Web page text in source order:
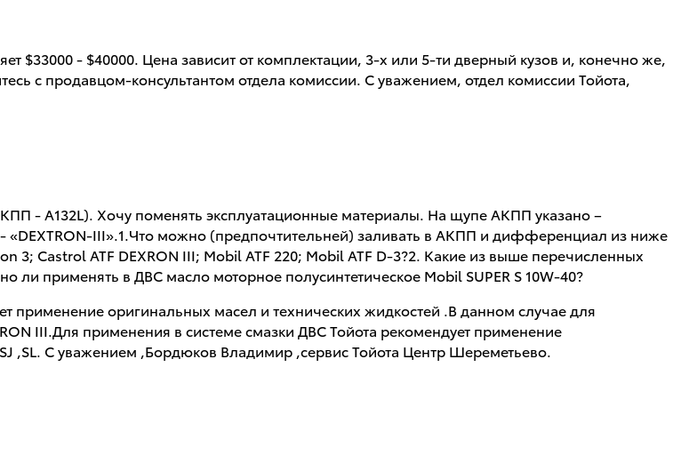
$33000 - $40000. Цена зависит от комплектации, 3-х или 5-ти дверный кузов и, конечно же,
с продавцом-консультантом отдела комиссии. С уважением, отдел комиссии Тойота,
- А132L). Хочу поменять эксплуатационные материалы. На щупе АКПП указано –
- «DEXTRON-III».1.Что можно (предпочтительней) заливать в АКПП и дифференциал из ниже
Castrol ATF DEXRON III; Mobil ATF 220; Mobil ATF D-3?2. Какие из выше перечисленных
применять в ДВС масло моторное полусинтетическое Mobil SUPER S 10W-40?
применение оригинальных масел и технических жидкостей .В данном случае для
III.Для применения в системе смазки ДВС Тойота рекомендует применение
,SL. С уважением ,Бордюков Владимир ,сервис Тойота Центр Шереметьево.